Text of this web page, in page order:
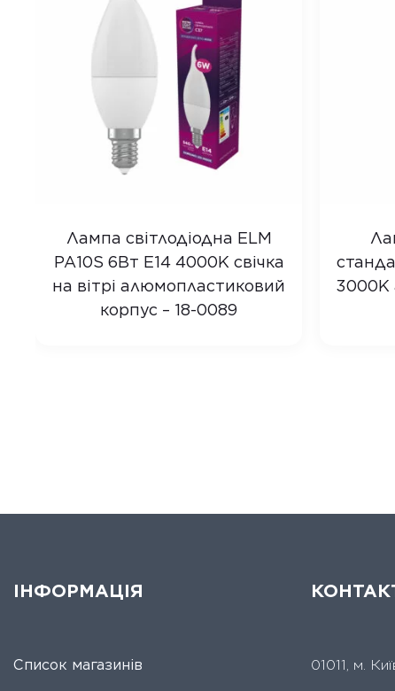
Лампа світлодіодна ELM
PA10S 6Вт E14 4000K свічка
на вітрі алюмопластиковий
корпус – 18-0089
3000K
ІНФОРМАЦІЯ
Список магазинів 01011, м.